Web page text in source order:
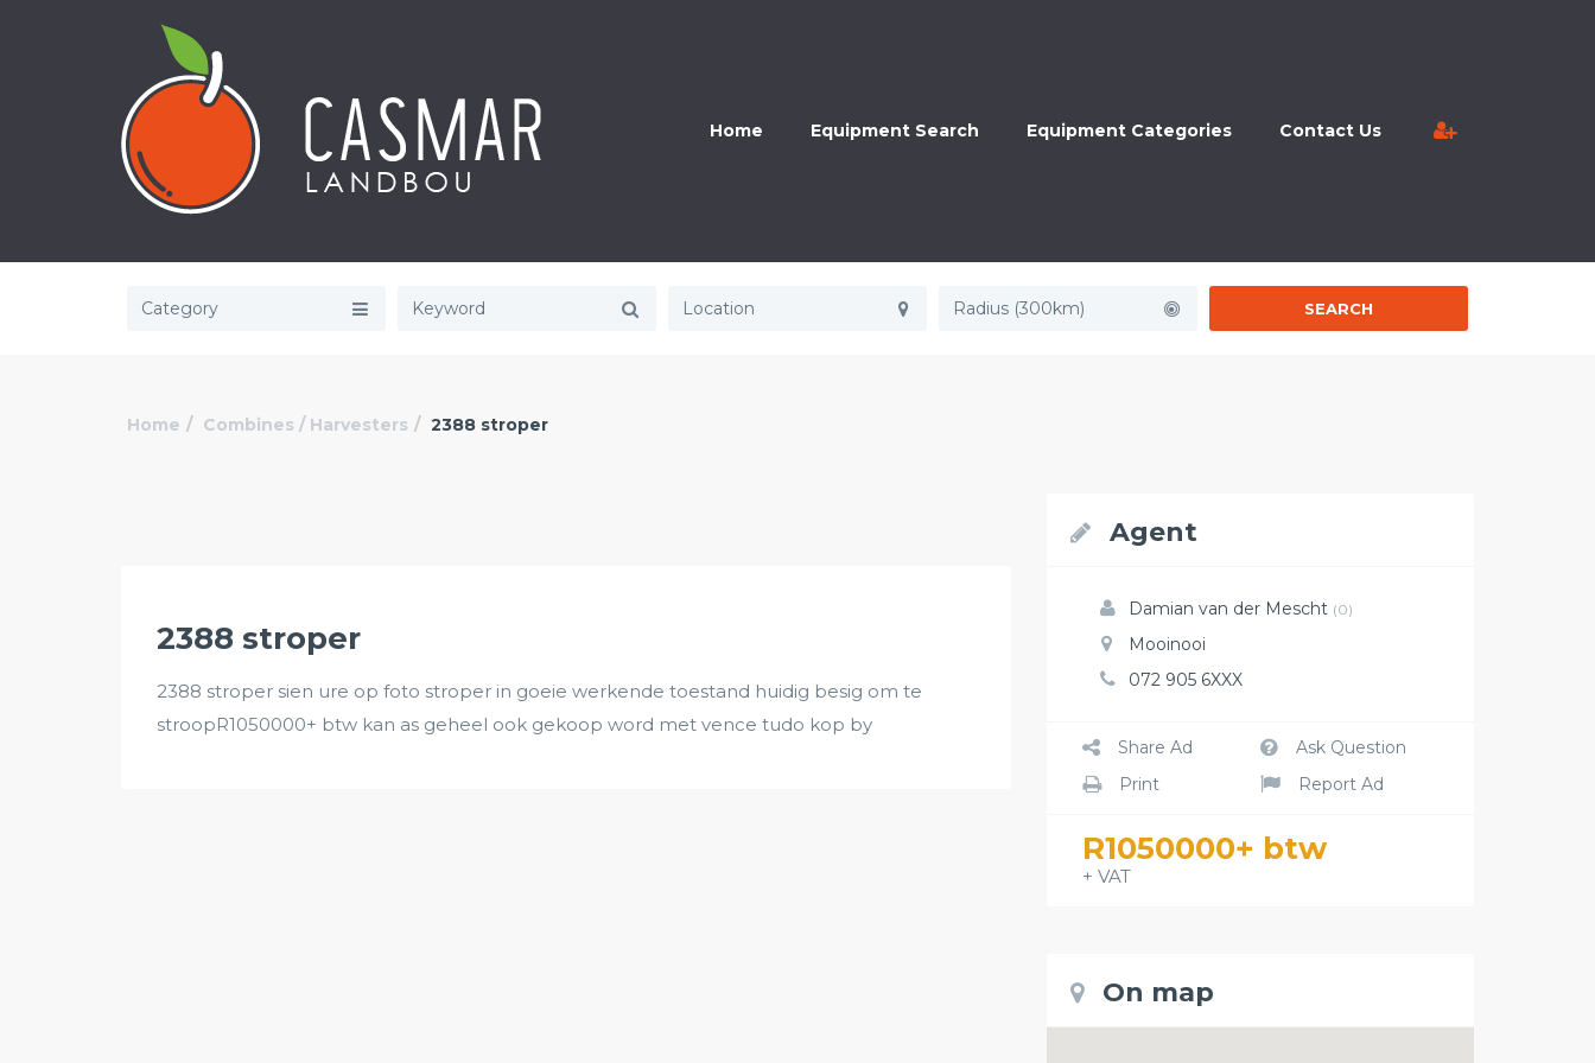
Home Equipment Search Equipment Categories Contact Us
Category Radius (300km) SEARCH
Home Combines / Harvesters 2388 stroper
2388 stroper
2388 stroper sien ure op foto stroper in goeie werkende toestand huidig besig om te
stroopR1050000+ btw kan as geheel ook gekoop word met vence tudo kop by
Agent
Damian van der Mescht (0)
Mooinooi
072 905 6XXX
Share Ad
Ask Question
Print
Report Ad
R1050000+ btw
+ VAT
On map